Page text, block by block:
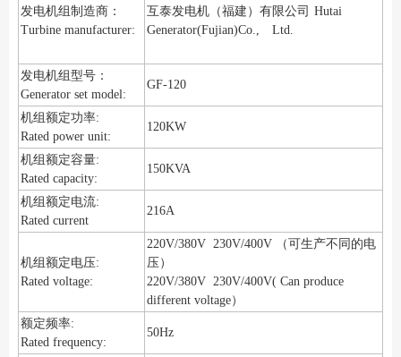
发电机组制造商：
Turbine manufacturer:
互泰发电机（福建）有限公司 Hutai
Generator(Fujian)Co., Ltd.
发电机组型号：
Generator set model:
GF-120
机组额定功率:
Rated power unit:
120KW
机组额定容量:
Rated capacity:
150KVA
机组额定电流:
Rated current
216A
机组额定电压:
Rated voltage:
220V/380V 230V/400V （可生产不同的电
压）
220V/380V 230V/400V( Can produce
different voltage）
额定频率:
Rated frequency:
50Hz